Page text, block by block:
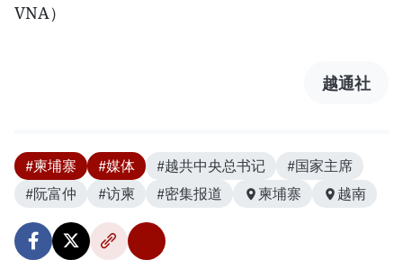
VNA）
越通社
#柬埔寨 #媒体 #越共中央总书记
#国家主席
#阮富仲
#访柬 #密集报道 柬埔寨 越南